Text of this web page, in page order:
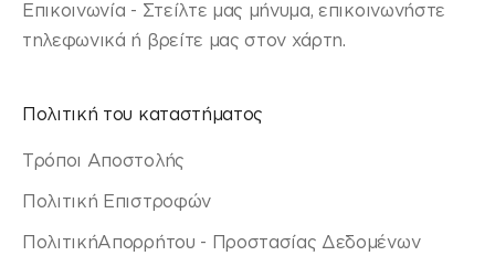
Επικοινωνία - Στείλτε μας μήνυμα, επικοινωνήστε
τηλεφωνικά ή βρείτε μας στον χάρτη.
Πολιτική του καταστήματος
Τρόποι Αποστολής
Πολιτική Επιστροφών
ΠολιτικήΑπορρήτου - Προστασίας Δεδομένων